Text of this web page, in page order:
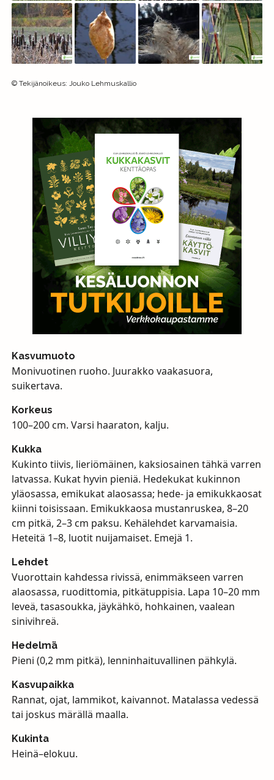
© Tekijänoikeus: Jouko Lehmuskallio
Kasvumuoto
Monivuotinen ruoho. Juurakko vaakasuora,
suikertava.
Korkeus
100–200 cm. Varsi haaraton, kalju.
Kukka
Kukinto tiivis, lieriömäinen, kaksiosainen tähkä varren
latvassa. Kukat hyvin pieniä. Hedekukat kukinnon
yläosassa, emikukat alaosassa; hede- ja emikukkaosat
kiinni toisissaan. Emikukkaosa mustanruskea, 8–20
cm pitkä, 2–3 cm paksu. Kehälehdet karvamaisia.
Heteitä 1–8, luotit nuijamaiset. Emejä 1.
Lehdet
Vuorottain kahdessa rivissä, enimmäkseen varren
alaosassa, ruodittomia, pitkätuppisia. Lapa 10–20 mm
leveä, tasasoukka, jäykähkö, hohkainen, vaalean
sinivihreä.
Hedelmä
Pieni (0,2 mm pitkä), lenninhaituvallinen pähkylä.
Kasvupaikka
Rannat, ojat, lammikot, kaivannot. Matalassa vedessä
tai joskus märällä maalla.
Kukinta
Heinä–elokuu.